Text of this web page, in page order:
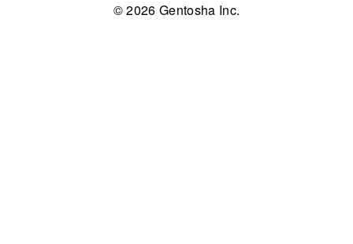
© 2026 Gentosha Inc.